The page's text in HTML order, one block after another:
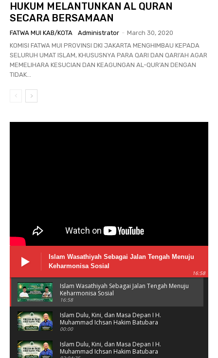
HUKUM MELANTUNKAN AL QURAN
SECARA BERSAMAAN
FATWA MUI KAB/KOTA Administrator - March 30, 2020
KOMISI FATWA MUI PROVINSI DKI JAKARTA MENGHIMBAU KEPADA
SELURUH UMAT ISLAM, KHUSUSNYA PARA QARI DAN QARI’AH AGAR
MEMELIHARA KESUCIAN DAN KEAGUNGAN AL-QUR’AN DENGAN
TIDAK...
Islam Wasathiyah Sebagai Jalan Tengah Menuju
Keharmonisa Sosial
16:58
Islam Wasathiyah Sebagai Jalan Tengah Menuju
Keharmonisa Sosial
16:58
Islam Dulu, Kini, dan Masa Depan I H.
Muhammad Ichsan Hakim Batubara
00:00
Islam Dulu, Kini, dan Masa Depan I H.
Muhammad Ichsan Hakim Batubara